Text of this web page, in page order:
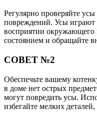
Регулярно проверяйте
повреждений. Усы
восприятии окружающего
состоянием и обращайте
СОВЕТ №2
Обеспечьте вашему
в доме нет острых
могут повредить усы.
избегайте мелких